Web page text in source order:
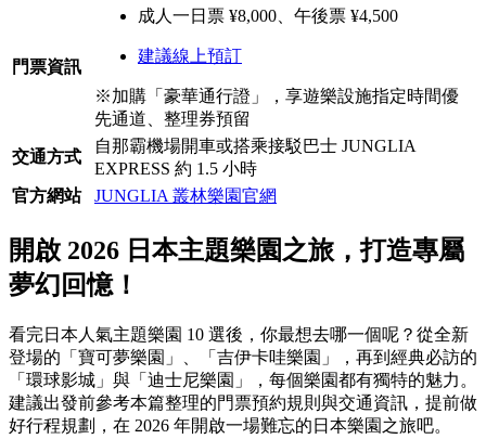
門票資訊
成人一日票 ¥8,000、午後票 ¥4,500
建議線上預訂
※加購「豪華通行證」，享遊樂設施指定時間優
先通道、整理券預留
交通方式
自那霸機場開車或搭乘接駁巴士 JUNGLIA
EXPRESS 約 1.5 小時
官方網站
JUNGLIA 叢林樂園官網
開啟 2026 日本主題樂園之旅，打造專屬
夢幻回憶！
看完日本人氣主題樂園 10 選後，你最想去哪一個呢？從全新
登場的「寶可夢樂園」、「吉伊卡哇樂園」，再到經典必訪的
「環球影城」與「迪士尼樂園」，每個樂園都有獨特的魅力。
建議出發前參考本篇整理的門票預約規則與交通資訊，提前做
好行程規劃，在 2026 年開啟一場難忘的日本樂園之旅吧。